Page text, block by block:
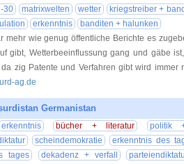
30
matrixwelten wetter
kriegstreiber +
erkenntnis
banditen + halunken
mehr wie genug öffentliche Berichte es
gibt, Wetterbeeinflussung gang und gäbe
zig Patente und Verfahren gibt wird
ag.de
Germanistan
erkenntnis bücher + literatur
politik
scheindemokratie
erkenntnis des
tages
dekadenz + verfall